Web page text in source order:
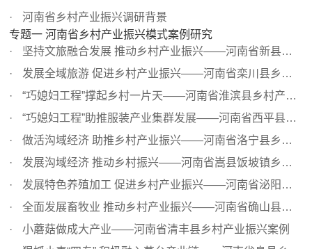
河南省乡村产业振兴调研背景
专题一 河南省乡村产业振兴模式案例研究
坚持文旅融合发展 推动乡村产业振兴——河南省新县乡村产业...
发展全域旅游 促进乡村产业振兴——河南省栾川县乡村产业振...
“巧媳妇工程”撑起乡村一片天——河南省淮滨县乡村产业振...
“巧媳妇工程”助推服装产业集群发展——河南省西平县乡村...
做活沟域经济 助推乡村产业振兴——河南省洛宁县乡村产业振...
发展沟域经济 推动乡村振兴——河南省嵩县饭坡镇乡村产业振...
发展特色养殖加工 促进乡村产业振兴——河南省泌阳县夏南牛...
全面发展畜牧业 推动乡村产业振兴——河南省确山县畜牧业发...
小蘑菇做成大产业——河南省清丰县乡村产业振兴案例